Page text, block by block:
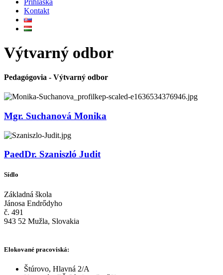
Prihláška
Kontakt
Výtvarný odbor
Pedagógovia - Výtvarný odbor
Mgr. Suchanová Monika
PaedDr. Szaniszló Judit
Sídlo
Základná škola
Jánosa Endrődyho
č. 491
943 52 Mužla, Slovakia
Elokované pracoviská:
Štúrovo, Hlavná 2/A